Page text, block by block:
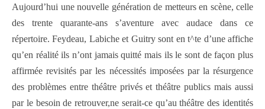
Aujourd’hui une nouvelle génération de metteurs en scène, celle
des trente quarante-ans s’aventure avec audace dans ce
répertoire. Feydeau, Labiche et Guitry sont en t^te d’une affiche
qu’en réalité ils n’ont jamais quitté mais ils le sont de façon plus
affirmée revisités par les nécessités imposées par la résurgence
des problèmes entre théâtre privés et théâtre publics mais aussi
par le besoin de retrouver,ne serait-ce qu’au théâtre des identités